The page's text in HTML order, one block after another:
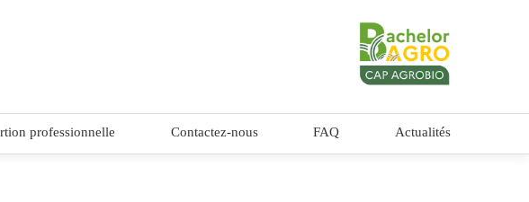
professionnelle Contactez-nous FAQ Actualités